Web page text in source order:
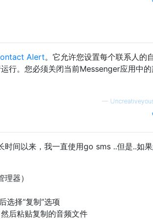
Alert。它允许您设置每个联系人的
行。您必须关闭当前Messenger应用中的
—
时间以来，我一直使用go sms ..但是..如
器）
选择“复制”选项
后粘贴复制的音频文件